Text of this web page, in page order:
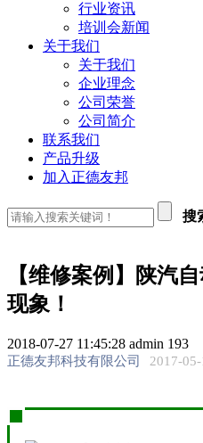
行业资讯
培训会新闻
关于我们
关于我们
企业理念
公司荣誉
公司简介
联系我们
产品升级
加入正德友邦
搜
【维修案例】陕汽
现象！
2018-07-27 11:45:28 admin 193
正德友邦科技有限公司 2017-05-